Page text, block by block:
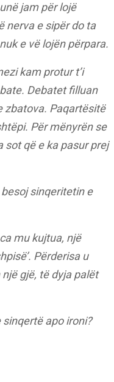
jam për lojë
nerva e sipër do ta
e vë lojën përpara.
kam protur t’i
Debatet filluan
zbatova. Paqartësitë
Për mënyrën se
sot që e ka pasur prej
sinqeritetin e
mu kujtua, një
Përderisa u
gjë, të dyja palët
apo ironi?